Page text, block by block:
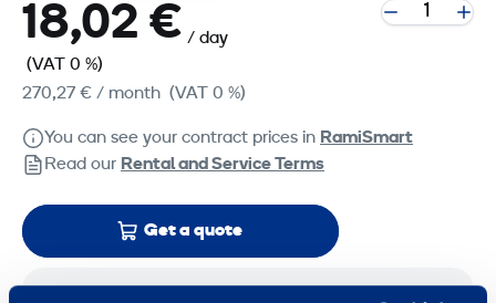
18,02 € / day
(VAT 0 %)
270,27 € / month (VAT 0 %)
You can see your contract prices in RamiSmart
Read our Rental and Service Terms
Get a quote